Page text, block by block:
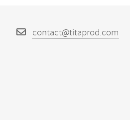
contact@titaprod.com